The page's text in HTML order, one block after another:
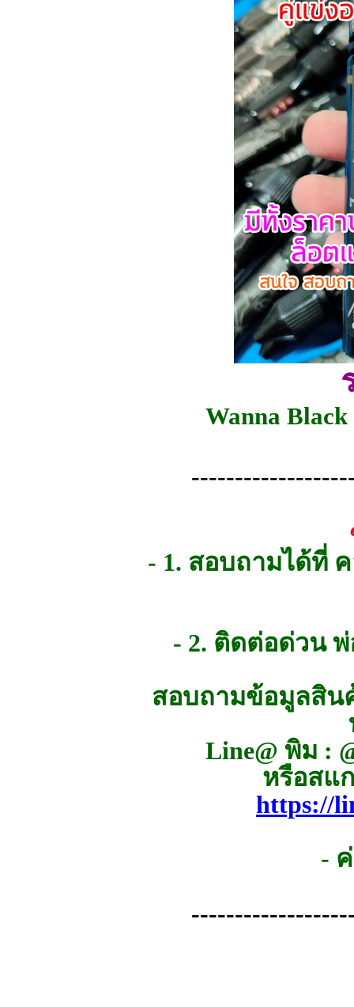
Wanna Black
- 1. สอบถามได้ที่
- 2. ติดต่อด่วน
สอบถามข้อมูลสิน
Line@ พิม :
หรือสแ
https://
-